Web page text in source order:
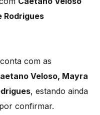
Rodrigues
conta com as
Veloso, Mayra
, estando ainda
confirmar.